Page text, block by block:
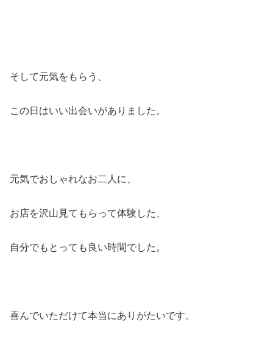
そして元気をもらう、
この日はいい出会いがありました。
元気でおしゃれなお二人に、
お店を沢山見てもらって体験した、
自分でもとっても良い時間でした。
喜んでいただけて本当にありがたいです。